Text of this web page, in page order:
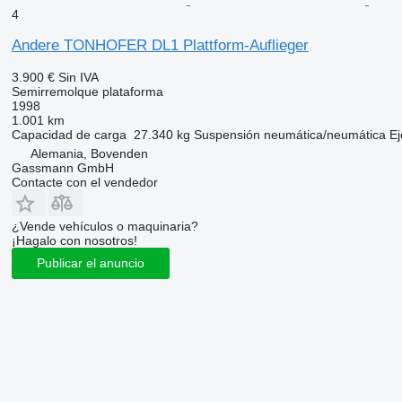
4
Andere TONHOFER DL1 Plattform-Auflieger
3.900 € Sin IVA
Semirremolque plataforma
1998
1.001 km
Capacidad de carga
27.340 kg Suspensión neumática/neumática
Alemania, Bovenden
Gassmann GmbH
Contacte con el vendedor
¿Vende vehículos o maquinaria?
¡Hagalo con nosotros!
Publicar el anuncio